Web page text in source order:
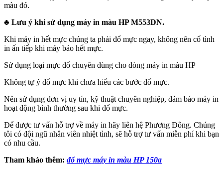
màu đó.
♣ Lưu ý khi sử dụng máy in màu HP M553DN.
Khi máy in hết mực chúng ta phải đổ mực ngay, không nên cố tình
in ấn tiếp khi máy báo hết mực.
Sử dụng loại mực đổ chuyên dùng cho dòng máy in màu HP
Không tự ý đổ mực khi chưa hiểu các bước đổ mực.
Nên sử dụng đơn vị uy tín, kỹ thuật chuyên nghiệp, đảm báo máy in
hoạt động bình thường sau khi đổ mực.
Để được tư vấn hỗ trợ về máy in hãy liên hệ Phương Đông. Chúng
tôi có đội ngũ nhân viên nhiệt tình, sẽ hỗ trợ tư vấn miễn phí khi bạn
có nhu cầu.
Tham khảo thêm: đổ mực máy in màu HP 150a